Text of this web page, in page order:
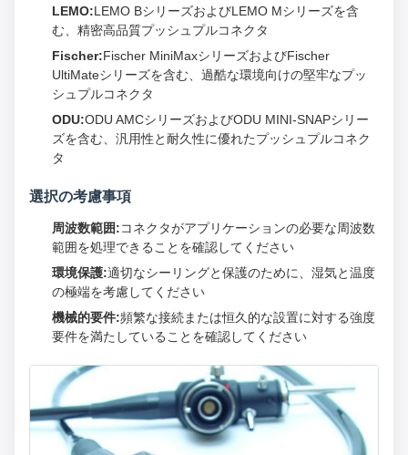
LEMO:LEMO BシリーズおよびLEMO Mシリーズを含
む、精密高品質プッシュプルコネクタ
Fischer:Fischer MiniMaxシリーズおよびFischer
UltiMateシリーズを含む、過酷な環境向けの堅牢なプッ
シュプルコネクタ
ODU:ODU AMCシリーズおよびODU MINI-SNAPシリー
ズを含む、汎用性と耐久性に優れたプッシュプルコネク
タ
選択の考慮事項
周波数範囲:コネクタがアプリケーションの必要な周波数
範囲を処理できることを確認してください
環境保護:適切なシーリングと保護のために、湿気と温度
の極端を考慮してください
機械的要件:頻繁な接続または恒久的な設置に対する強度
要件を満たしていることを確認してください